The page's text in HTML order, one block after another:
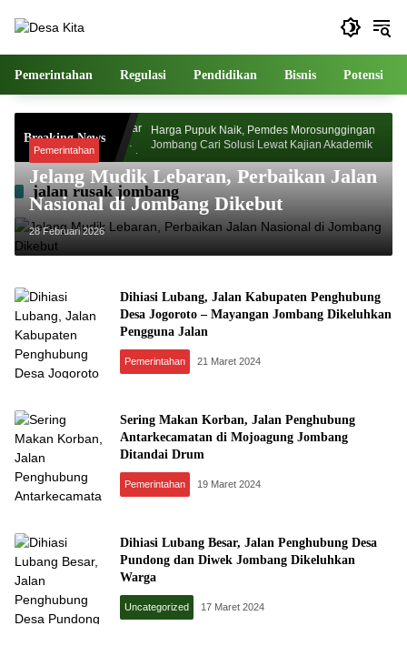
Pemerintahan Regulasi Pendidikan Bisnis Potensi
Breaking News
Watudakon
Blek Padati
Harga Pupuk Naik, Pemdes Morosunggingan
Jombang Cari Solusi Lewat Kajian Akademik
jalan rusak jombang
Pemerintahan
Jelang Mudik Lebaran, Perbaikan Jalan
Nasional di Jombang Dikebut
28 Februari 2026
Dihiasi Lubang, Jalan Kabupaten Penghubung
Desa Jogoroto – Mayangan Jombang Dikeluhkan
Pengguna Jalan
Pemerintahan 21 Maret 2024
Sering Makan Korban, Jalan Penghubung
Antarkecamatan di Mojoagung Jombang
Ditandai Drum
Pemerintahan 19 Maret 2024
Dihiasi Lubang Besar, Jalan Penghubung Desa
Pundong dan Diwek Jombang Dikeluhkan
Warga
Uncategorized 17 Maret 2024